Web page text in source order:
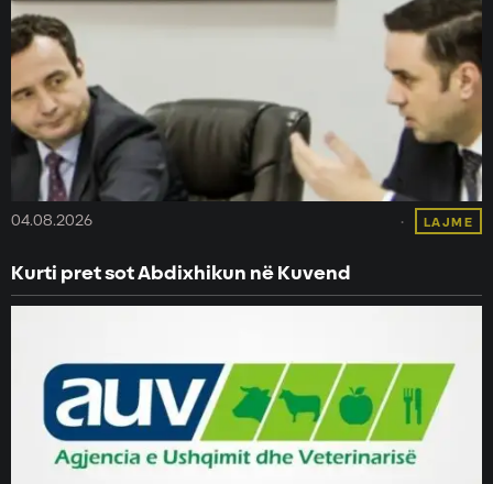
04.08.2026 LAJME
Kurti pret sot Abdixhikun në Kuvend